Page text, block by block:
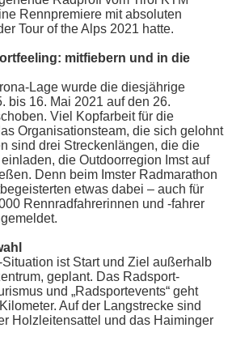
Rennpremiere mit absoluten
Tour of the Alps 2021 hatte.
mitfiebern und in die
Lage wurde die diesjährige
bis 16. Mai 2021 auf den 26.
Viel Kopfarbeit für die
Organisationsteam, die sich gelohnt
sind drei Streckenlängen, die die
die Outdoorregion Imst auf
Denn beim Imster Radmarathon
etwas dabei – auch für
Rennradfahrerinnen und -fahrer
ist Start und Ziel außerhalb
geplant. Das Radsport-
und „Radsportevents“ geht
Auf der Langstrecke sind
Holzleitensattel und das Haiminger